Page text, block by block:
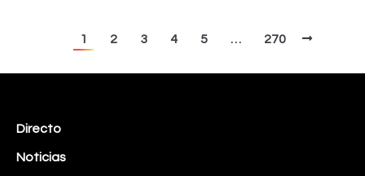
1 2 3 4 5 … 270
Directo
Noticias